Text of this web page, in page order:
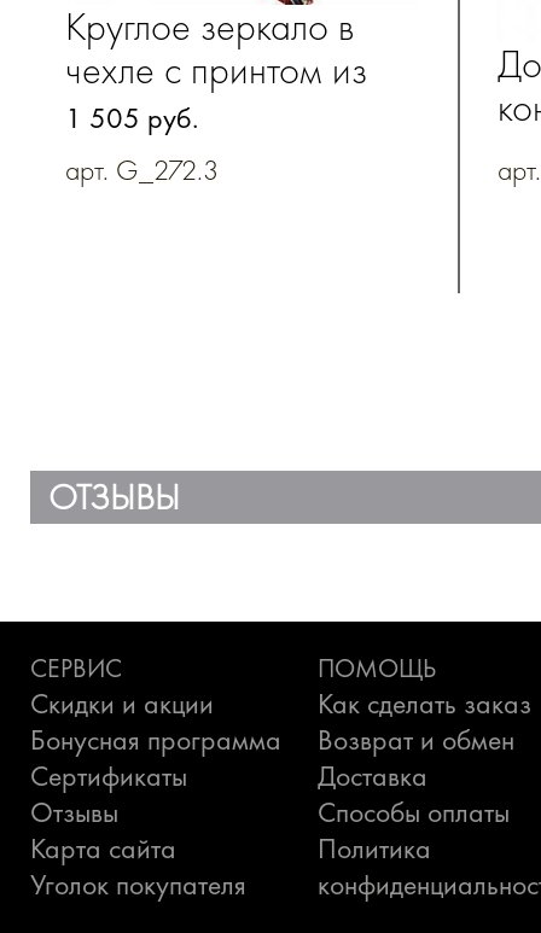
Круглое зеркало в
чехле с принтом из
натуральной кожи
1 505 руб.
арт. G_272.3
ОТЗЫВЫ
СЕРВИС
Скидки и акции
Бонусная программа
Сертификаты
Отзывы
Карта сайта
Уголок покупателя
ПОМОЩЬ
Как сделать заказ
Возврат и обмен
Доставка
Способы оплаты
Политика